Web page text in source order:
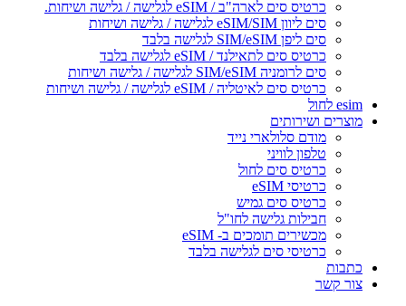
כרטיס סים לארה"ב / eSIM לגלישה / גלישה ושיחות.
סים ליוון eSIM/SIM לגלישה / גלישה ושיחות
סים ליפן SIM/eSIM לגלישה בלבד
כרטיס סים לתאילנד / eSIM לגלישה בלבד
סים לרומניה SIM/eSIM לגלישה / גלישה ושיחות
כרטיס סים לאיטליה / eSIM לגלישה / גלישה ושיחות
esim לחול
מוצרים ושירותים
מודם סלולארי נייד
טלפון לוויני
כרטיס סים לחול
כרטיסי eSIM
כרטיס סים גמיש
חבילות גלישה לחו"ל
מכשירים תומכים ב- eSIM
כרטיסי סים לגלישה בלבד
כתבות
צור קשר